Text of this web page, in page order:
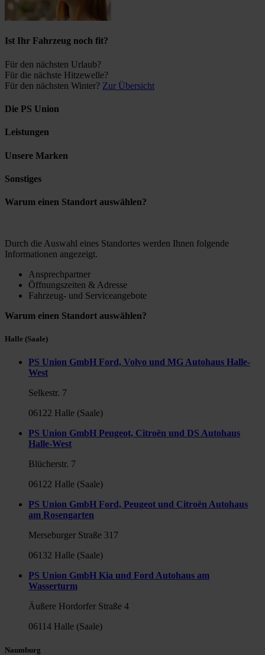
Ist Ihr Fahrzeug noch fit?
Für den nächsten Urlaub?
Für die nächste Hitzewelle?
Für den nächsten Winter? Zur Übersicht
Die PS Union
Leistungen
Unsere Marken
Sonstiges
Warum einen Standort auswählen?
Durch die Auswahl eines Standortes werden Ihnen folgende
Informationen angezeigt.
Ansprechpartner
Öffnungszeiten & Adresse
Fahrzeug- und Serviceangebote
Warum einen Standort auswählen?
Halle (Saale)
PS Union GmbH Ford, Volvo und MG Autohaus Halle-
West
Selkestr. 7
06122 Halle (Saale)
PS Union GmbH Peugeot, Citroën und DS Autohaus
Halle-West
Blücherstr. 7
06122 Halle (Saale)
PS Union GmbH Ford, Peugeot und Citroën Autohaus
am Rosengarten
Merseburger Straße 317
06132 Halle (Saale)
PS Union GmbH Kia und Ford Autohaus am
Wasserturm
Äußere Hordorfer Straße 4
06114 Halle (Saale)
Naumburg